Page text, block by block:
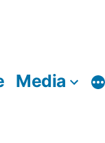
Media
Di